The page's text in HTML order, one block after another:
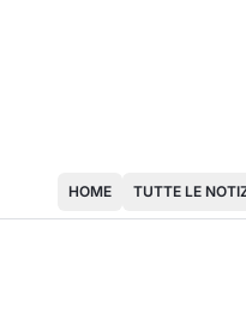
HOME TUTTE LE